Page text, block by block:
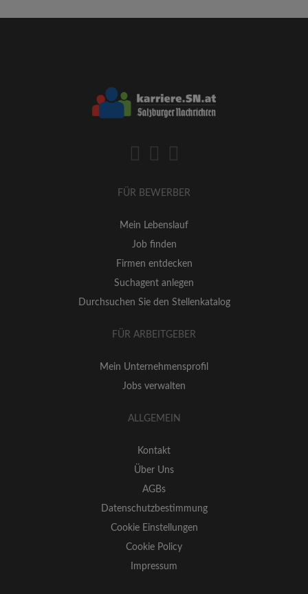
FÜR BEWERBER
Mein Lebenslauf
Job finden
Firmen entdecken
Suchagent anlegen
Durchsuchen Sie den Stellenkatalog
FÜR ARBEITGEBER
Mein Unternehmensprofil
Jobs verwalten
ALLGEMEIN
Kontakt
Über Uns
AGBs
Datenschutzbestimmung
Cookie Einstellungen
Cookie Policy
Impressum